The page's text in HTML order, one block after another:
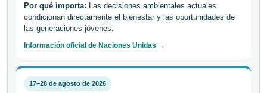
Por qué importa: Las decisiones ambientales actuales
condicionan directamente el bienestar y las oportunidades de
las generaciones jóvenes.
Información oficial de Naciones Unidas →
17–28 de agosto de 2026